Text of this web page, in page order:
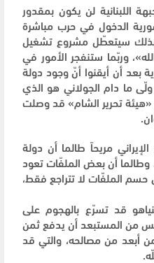
اللبنانية لن يكون بمقدور
الدخول في حرب مباشرة
وبذلك سيتعطّل مشروع تشغيل
وربّما ستنفجر الأمور في
بعد أن أيقنوا أنّ وجود دولة
ما دام الجولاني هو الذي
تحرير الشام» قد وصلت
مريحاً طالما أن دولة
وطالما أن بعض الملفّات تعود
حسم الملفّات لا تتراجع فقط،
قد تسرّع بالهجوم على
من المستبعد أن يدفع ثمن
أبعد من مصالحه، والتي قد